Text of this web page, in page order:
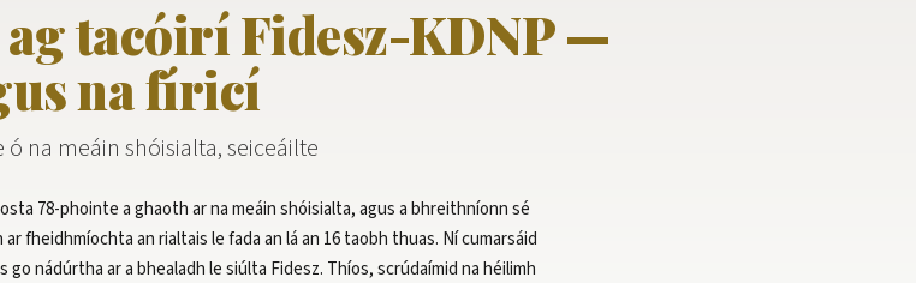
tacóirí Fidesz-KDNP —
na fíricí
ó na meáin shóisialta, seiceáilte
78-phointe a ghaoth ar na meáin shóisialta, agus a bhreithníonn sé
fheidhmíochta an rialtais le fada an lá an 16 taobh thuas. Ní cumarsáid
nádúrtha ar a bhealadh le siúlta Fidesz. Thíos, scrúdaímid na héilimh